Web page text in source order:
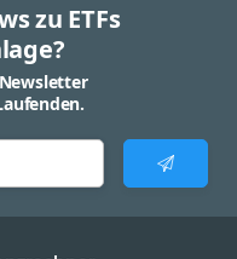
zu ETFs